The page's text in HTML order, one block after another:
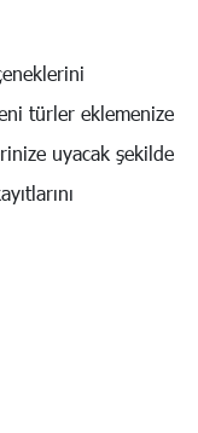
türler eklemenize
uyacak şekilde